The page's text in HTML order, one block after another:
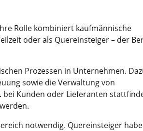
Rolle kombiniert kaufmännische
oder als Quereinsteiger – der
Prozessen in Unternehmen.
sowie die Verwaltung von
bei Kunden oder Lieferanten
notwendig. Quereinsteiger